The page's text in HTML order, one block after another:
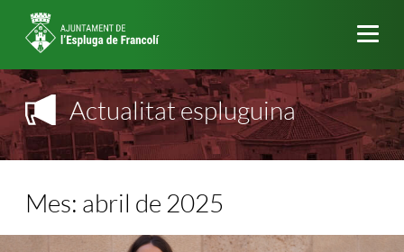
Actualitat espluguina
Mes: abril de 2025